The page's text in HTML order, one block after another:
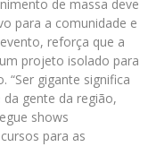
de massa deve
para a comunidade e
reforça que a
projeto isolado para
“Ser gigante significa
gente da região,
shows
para as